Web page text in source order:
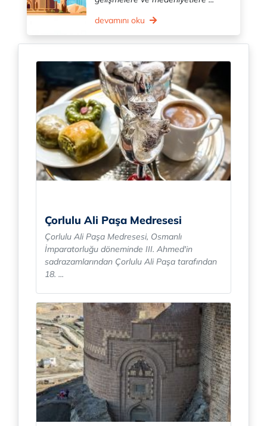
devamını oku
Çorlulu Ali Paşa Medresesi
Çorlulu Ali Paşa Medresesi, Osmanlı
İmparatorluğu döneminde III. Ahmed'in
sadrazamlarından Çorlulu Ali Paşa tarafından
18. ...